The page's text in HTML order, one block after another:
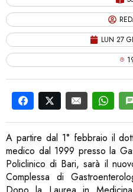
LUN 27
A partire dal 1° febbraio il
medico dal 1999 presso la
Policlinico di Bari, sarà il
Complessa di